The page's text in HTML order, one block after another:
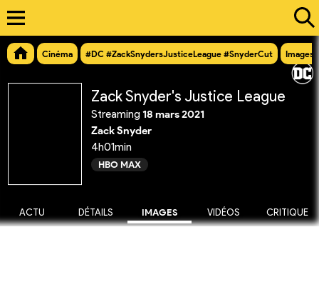
Cinéma #DC #ZackSnydersJusticeLeague #SnyderCut Images
Zack Snyder's Justice League
Streaming18 mars 2021
Zack Snyder
4h01min
HBO MAX
ACTU DÉTAILS IMAGES VIDÉOS CRITIQUE